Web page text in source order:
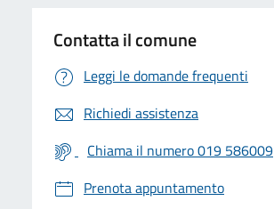
Contatta il comune
Leggi le domande frequenti
Richiedi assistenza
Chiama il numero 019 586009
Prenota appuntamento